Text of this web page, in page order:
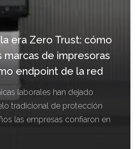
era Zero Trust: cómo
marcas de impresoras
endpoint de la red
laborales han dejado
tradicional de protección
las empresas confiaron en